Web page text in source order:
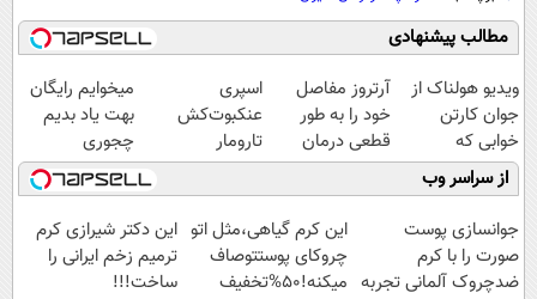
مطالب پیشنهادی
ویدیو هولناک از
جوان کارتن
خوابی که
میلیاردر شد.
آموزش رایگان
آرتروز مفاصل
خود را به طور
قطعی درمان
کنید!
◗پرسش‌نامه◖
اسپری
عنکبوت‌‌کش
تارومار
ازبین‌برنده انواع
عنکبوت
میخوایم رایگان
بهت یاد بدیم
چجوری
پولدارشی! باور
نداری امتحانش
مجانیه
از سراسر وب
جوانسازی پوست
صورت را با کرم
ضدچروک آلمانی تجربه
این کرم گیاهی،مثل اتو
چروکای پوستتوصاف
میکنه!50%تخفیف
این دکتر شیرازی کرم
ترمیم زخم ایرانی را
ساخت!!!